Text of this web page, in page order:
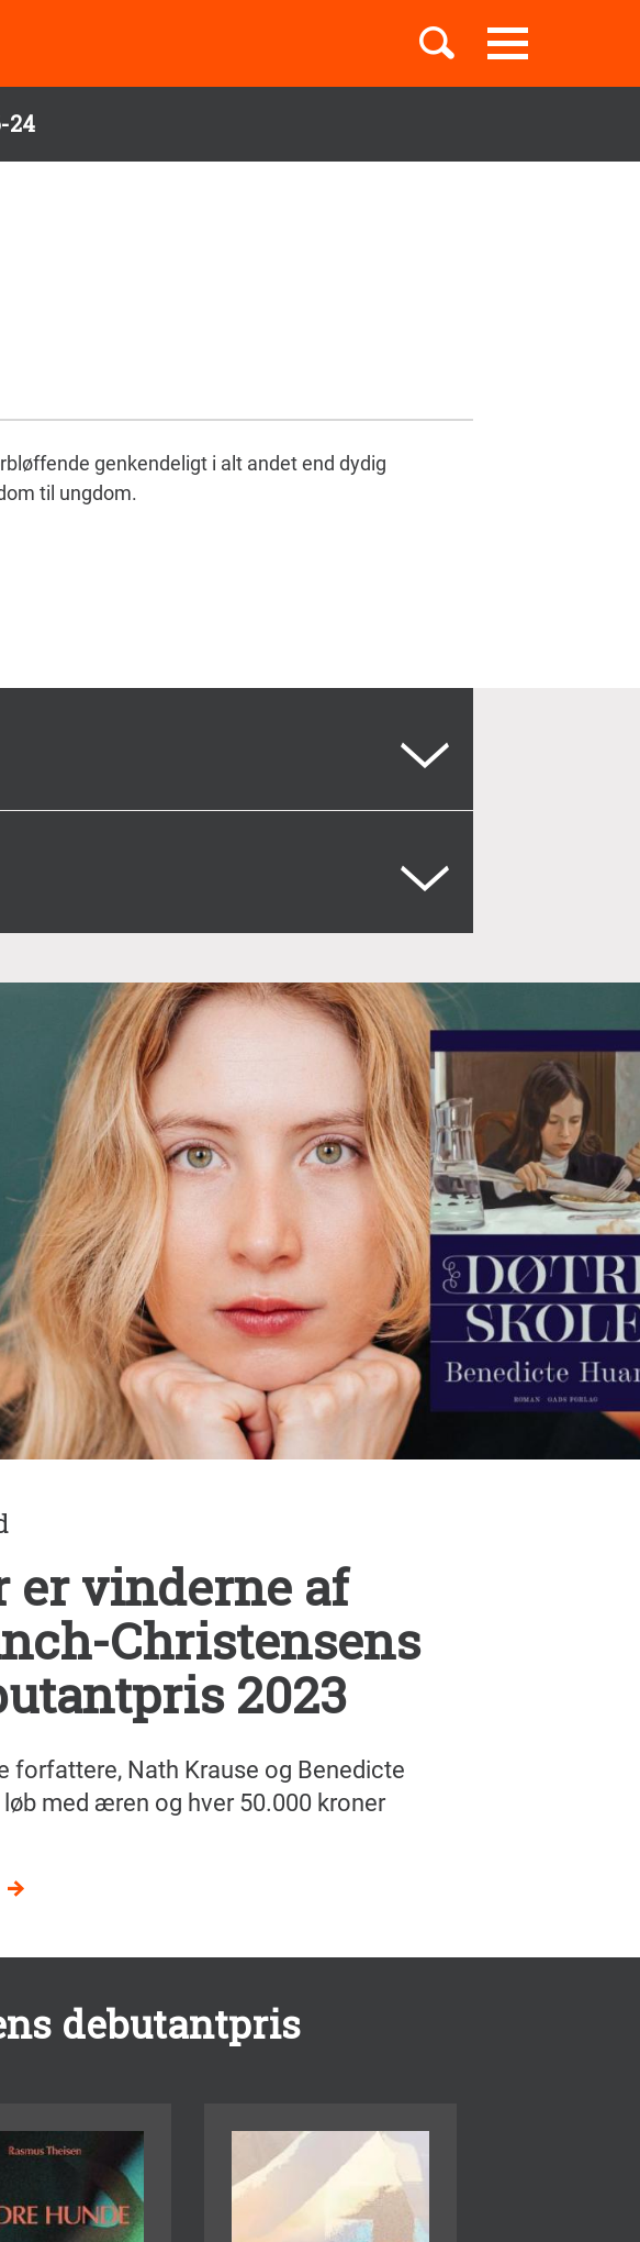
24
Toggle
navigation
Børnebøger
Temaer
genkendeligt i alt andet end dydig
til ungdom.
er vinderne af
Christensens
2023
forfattere, Nath Krause og Benedicte
løb med æren og hver 50.000 kroner
debutantpris